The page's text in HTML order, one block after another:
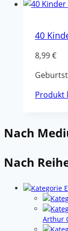
40
8,99€
Produkt
Nach
Nach
Arthur